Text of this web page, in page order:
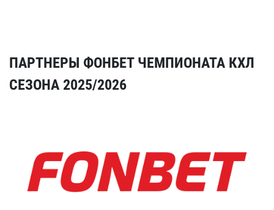
ПАРТНЕРЫ ФОНБЕТ ЧЕМПИОНАТА КХЛ
СЕЗОНА 2025/2026